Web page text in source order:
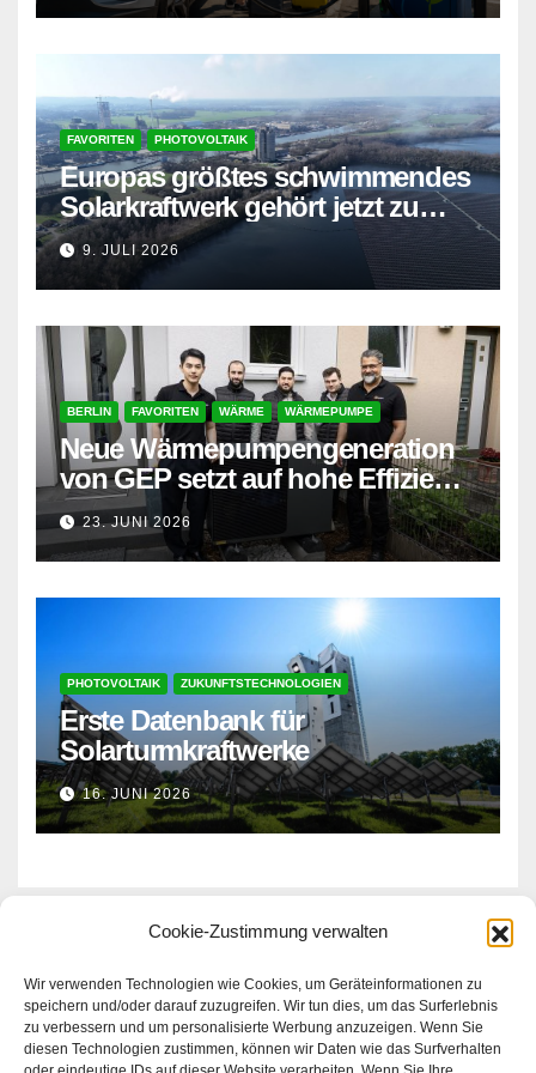
Cookie-Zustimmung verwalten
Wir verwenden Technologien wie Cookies, um Geräteinformationen zu
speichern und/oder darauf zuzugreifen. Wir tun dies, um das Surferlebnis
zu verbessern und um personalisierte Werbung anzuzeigen. Wenn Sie
diesen Technologien zustimmen, können wir Daten wie das Surfverhalten
FAVORITEN PHOTOVOLTAIK
Europas größtes schwimmendes
Solarkraftwerk gehört jetzt zu
AMPYR
9. JULI 2026
BERLIN FAVORITEN WÄRME WÄRMEPUMPE
Neue Wärmepumpengeneration
von GEP setzt auf hohe Effizienz
und besonders leisen Betrieb
23. JUNI 2026
PHOTOVOLTAIK ZUKUNFTSTECHNOLOGIEN
Erste Datenbank für
Solarturmkraftwerke
16. JUNI 2026
Erneuerbare Zukunft
Magazin